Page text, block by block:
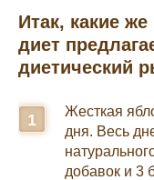
Итак, какие
диет
диетический
Жесткая
дня. Весь
добавок и 3